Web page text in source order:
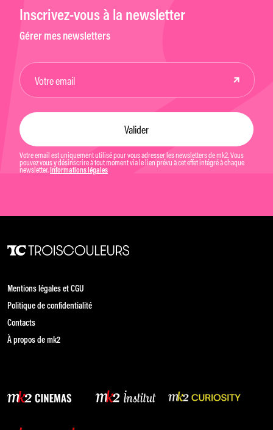
Inscrivez-vous à la newsletter
Gérer mes newsletters
Votre email est uniquement utilisé pour vous adresser les newsletters de mk2. Vous
pouvez vous y désinscrire à tout moment via le lien prévu à cet effet intégré à chaque
newsletter. Informations légales
Mentions légales et CGU
Politique de confidentialité
Contacts
À propos de mk2